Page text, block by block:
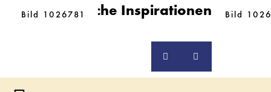
Ähnliche Inspirationen
Bild 1026781 Bild